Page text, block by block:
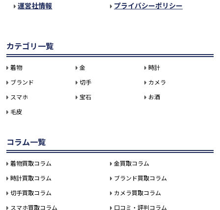
運営社情報 プライバシーポリシー
カテゴリ一覧
着物 金
時計
ブランド
切手
カメラ
スマホ
宝石
お酒
毛皮
コラム一覧
着物買取コラム
金買取コラム
時計買取コラム
ブランド買取コラム
切手買取コラム
カメラ買取コラム
スマホ買取コラム
口コミ・評判コラム